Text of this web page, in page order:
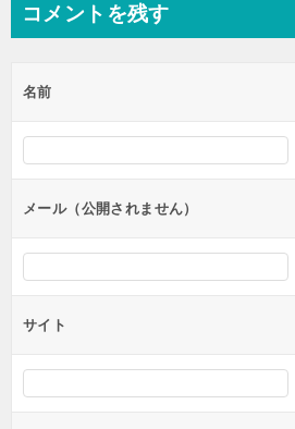
ビ
ー
シ
ン
コメントを残す
名前
メール（公開されません）
サイト